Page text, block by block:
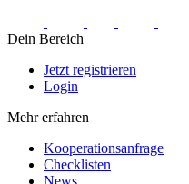
Dein Bereich
Jetzt registrieren
Login
Mehr erfahren
Kooperationsanfrage
Checklisten
News